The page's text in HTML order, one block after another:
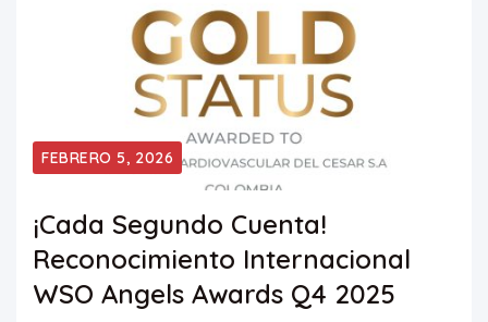
FEBRERO 5, 2026
¡Cada Segundo Cuenta!
Reconocimiento Internacional
WSO Angels Awards Q4 2025